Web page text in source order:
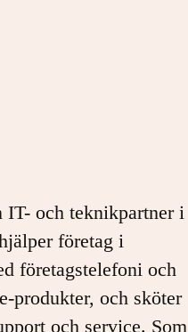
och teknikpartner i
företag i
företagstelefoni och
produkter, och sköter
och service. Som